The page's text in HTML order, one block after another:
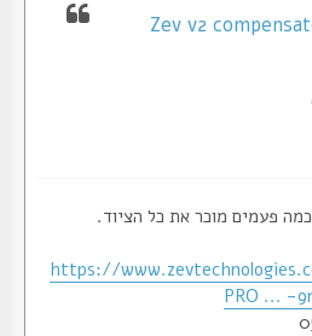
מוכר את כל הציוד.
https://
PRO